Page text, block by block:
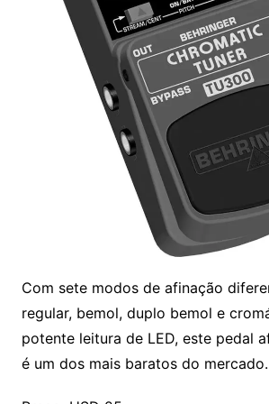
Com sete modos de afinação
regular, bemol, duplo bemol e
potente leitura de LED, este pedal
é um dos mais baratos do mercado.